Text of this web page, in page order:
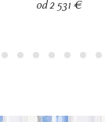
od 2 531 €
2 3 4 5 6 7 8